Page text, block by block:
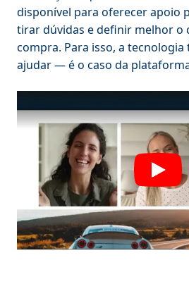
disponível para oferecer apoio
tirar dúvidas e definir melhor o
compra. Para isso, a
ajudar — é o caso da